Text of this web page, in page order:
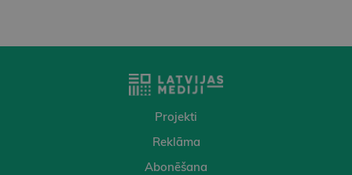
Projekti
Reklāma
Abonēšana